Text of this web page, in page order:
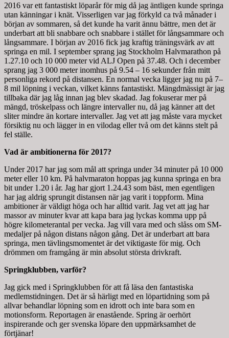
2016 var ett fantastiskt löparår för mig då jag äntligen kunde springa
utan känningar i knät. Visserligen var jag förkyld ca två månader i
början av sommaren, så det kunde ha varit ännu bättre, men det är
underbart att bli snabbare och snabbare i stället för långsammare och
långsammare. I början av 2016 fick jag kraftig träningsvärk av att
springa en mil. I september sprang jag Stockholm Halvmarathon på
1.27.10 och 10 000 meter vid ALJ Open på 37.48. Och i december
sprang jag 3 000 meter inomhus på 9.54 – 16 sekunder från mitt
personliga rekord på distansen. En normal vecka ligger jag nu på 7–
8 mil löpning i veckan, vilket känns fantastiskt. Mängdmässigt är jag
tillbaka där jag låg innan jag blev skadad. Jag fokuserar mer på
mängd, tröskelpass och längre intervaller nu, då jag känner att det
sliter mindre än kortare intervaller. Jag vet att jag måste vara mycket
försiktig nu och lägger in en vilodag eller två om det känns stelt på
fel ställe.
Vad är ambitionerna för 2017?
Under 2017 har jag som mål att springa under 34 minuter på 10 000
meter eller 10 km. På halvmaraton hoppas jag kunna springa en bra
bit under 1.20 i år. Jag har gjort 1.24.43 som bäst, men egentligen
har jag aldrig sprungit distansen när jag varit i toppform. Mina
ambitioner är väldigt höga och har alltid varit. Jag vet att jag har
massor av minuter kvar att kapa bara jag lyckas komma upp på
högre kilometerantal per vecka. Jag vill vara med och slåss om SM-
medaljer på någon distans någon gång. Det är underbart att bara
springa, men tävlingsmomentet är det viktigaste för mig. Och
drömmen om framgång är min absolut största drivkraft.
Springklubben, varför?
Jag gick med i Springklubben för att få läsa den fantastiska
medlemstidningen. Det är så härligt med en löpartidning som på
allvar behandlar löpning som en idrott och inte bara som en
motionsform. Reportagen är enastående. Spring är oerhört
inspirerande och ger svenska löpare den uppmärksamhet de
förtjänar!